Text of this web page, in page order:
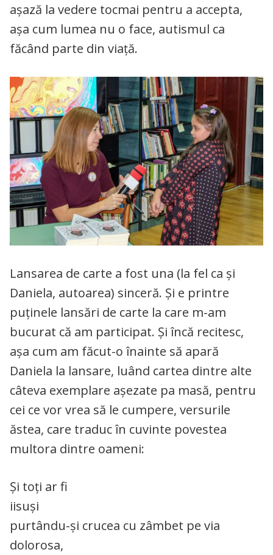
așază la vedere tocmai pentru a accepta,
așa cum lumea nu o face, autismul ca
făcând parte din viață.
Lansarea de carte a fost una (la fel ca și
Daniela, autoarea) sinceră. Și e printre
puținele lansări de carte la care m-am
bucurat că am participat. Și încă recitesc,
așa cum am făcut-o înainte să apară
Daniela la lansare, luând cartea dintre alte
câteva exemplare așezate pa masă, pentru
cei ce vor vrea să le cumpere, versurile
ăstea, care traduc în cuvinte povestea
multora dintre oameni:
Și toți ar fi
iisuși
purtându-și crucea cu zâmbet pe via
dolorosa,